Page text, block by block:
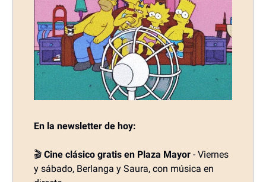
En la newsletter de hoy:
🎬 Cine clásico gratis en Plaza Mayor - Viernes
y sábado, Berlanga y Saura, con música en